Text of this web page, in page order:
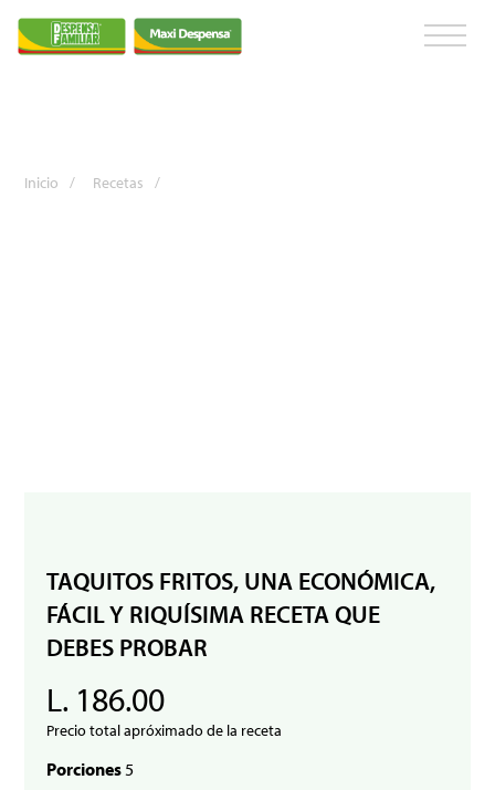
Inicio / Recetas /
TAQUITOS FRITOS, UNA ECONÓMICA,
FÁCIL Y RIQUÍSIMA RECETA QUE
DEBES PROBAR
L. 186.00
Precio total apróximado de la receta
Porciones5